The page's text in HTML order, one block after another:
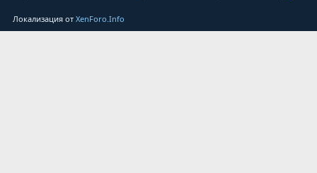
Локализация отXenForo.Info